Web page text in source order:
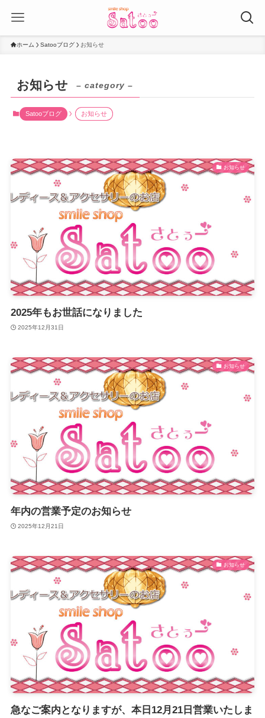
ホーム Satooブログ お知らせ
お知らせ – category –
Satooブログ お知らせ
お知らせ
2025年もお世話になりました
2025年12月31日
お知らせ
年内の営業予定のお知らせ
2025年12月21日
お知らせ
急なご案内となりますが、本日12月21日営業いたしま